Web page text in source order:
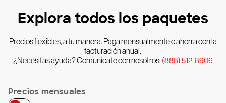
Explora todos los paquetes
Precios flexibles, a tu manera. Paga mensualmente o ahorra con la
facturación anual.
¿Necesitas ayuda? Comunícate con nosotros: (888) 512-8906
Precios mensuales